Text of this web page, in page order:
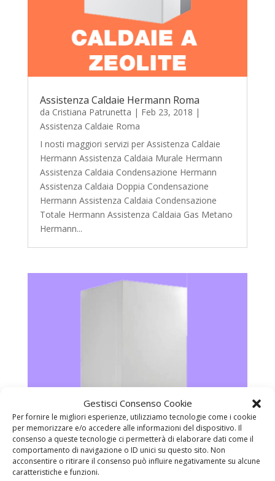
Gestisci Consenso Cookie
Per fornire le migliori esperienze, utilizziamo tecnologie come i cookie
per memorizzare e/o accedere alle informazioni del dispositivo. Il
consenso a queste tecnologie ci permetterà di elaborare dati come il
comportamento di navigazione o ID unici su questo sito. Non
acconsentire o ritirare il consenso può influire negativamente su alcune
caratteristiche e funzioni.
Assistenza Caldaie Hermann Roma
da Cristiana Patrunetta | Feb 23, 2018 |
Assistenza Caldaie Roma
I nosti maggiori servizi per Assistenza Caldaie
Hermann Assistenza Caldaia Murale Hermann
Assistenza Caldaia Condensazione Hermann
Assistenza Caldaia Doppia Condensazione
Hermann Assistenza Caldaia Condensazione
Totale Hermann Assistenza Caldaia Gas Metano
Hermann...